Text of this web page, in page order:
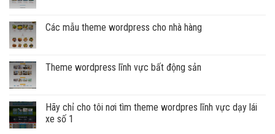
Các mẫu theme wordpress cho nhà hàng
Theme wordpress lĩnh vực bất động sản
Hãy chỉ cho tôi nơi tìm theme wordpres lĩnh vực dạy lái
xe số 1